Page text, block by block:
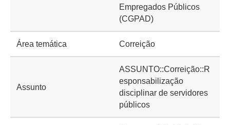
Empregados Públicos
(CGPAD)
Área temática Correição
Assunto
ASSUNTO::Correição::R
esponsabilização
disciplinar de servidores
públicos